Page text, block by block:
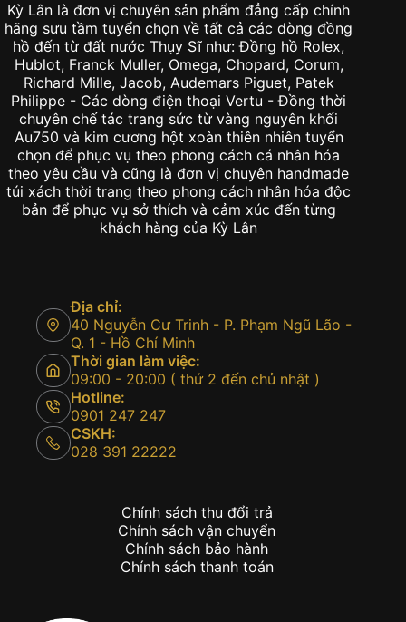
Kỳ Lân là đơn vị chuyên sản phẩm đẳng cấp chính
hãng sưu tầm tuyển chọn về tất cả các dòng đồng
hồ đến từ đất nước Thụy Sĩ như: Đồng hồ Rolex,
Hublot, Franck Muller, Omega, Chopard, Corum,
Richard Mille, Jacob, Audemars Piguet, Patek
Philippe - Các dòng điện thoại Vertu - Đồng thời
chuyên chế tác trang sức từ vàng nguyên khối
Au750 và kim cương hột xoàn thiên nhiên tuyển
chọn để phục vụ theo phong cách cá nhân hóa
theo yêu cầu và cũng là đơn vị chuyên handmade
túi xách thời trang theo phong cách nhân hóa độc
bản để phục vụ sở thích và cảm xúc đến từng
khách hàng của Kỳ Lân
Địa chỉ:
40 Nguyễn Cư Trinh - P. Phạm Ngũ Lão -
Q. 1 - Hồ Chí Minh
Thời gian làm việc:
09:00 - 20:00 ( thứ 2 đến chủ nhật )
Hotline:
0901 247 247
CSKH:
028 391 22222
Chính sách thu đổi trả
Chính sách vận chuyển
Chính sách bảo hành
Chính sách thanh toán